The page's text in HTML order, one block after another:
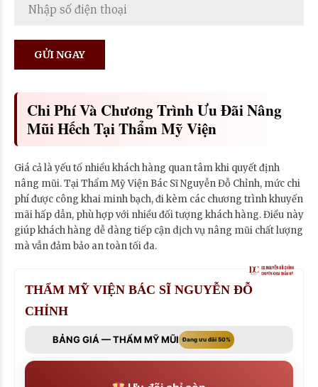
Chi Phí Và Chương Trình Ưu Đãi Nâng
Mũi Hếch Tại Thẩm Mỹ Viện
Giá cả là yếu tố nhiều khách hàng quan tâm khi quyết định
nâng mũi. Tại Thẩm Mỹ Viện Bác Sĩ Nguyễn Đỗ Chỉnh, mức chi
phí được công khai minh bạch, đi kèm các chương trình khuyến
mãi hấp dẫn, phù hợp với nhiều đối tượng khách hàng. Điều này
giúp khách hàng dễ dàng tiếp cận dịch vụ nâng mũi chất lượng
mà vẫn đảm bảo an toàn tối đa.
THẨM MỸ VIỆN BÁC SĨ NGUYỄN ĐỖ
CHỈNH
BẢNG GIÁ — THẨM MỸ MŨI Đang ưu đãi 50%